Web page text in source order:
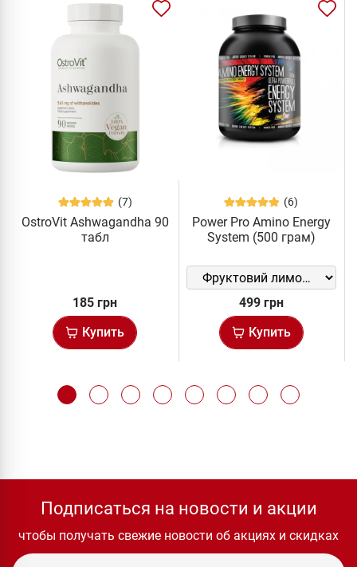
(7)
OstroVit Ashwagandha 90
табл
185 грн
Купить
(6)
Power Pro Amino Energy
System (500 грам)
499 грн
Купить
Подписаться на новости и акции
чтобы получать свежие новости об акциях и скидках